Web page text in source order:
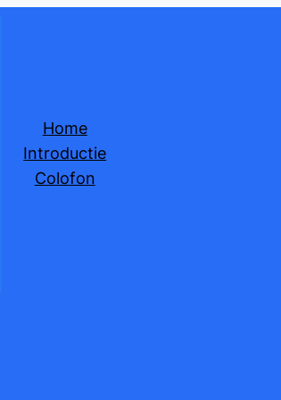
Home
Introductie
Colofon